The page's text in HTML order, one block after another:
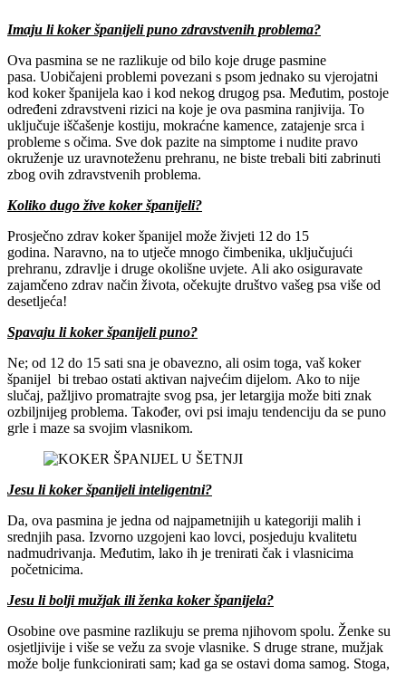
Imaju li koker španijeli puno zdravstvenih problema?
Ova pasmina se ne razlikuje od bilo koje druge pasmine
pasa. Uobičajeni problemi povezani s psom jednako su vjerojatni
kod koker španijela kao i kod nekog drugog psa. Međutim, postoje
određeni zdravstveni rizici na koje je ova pasmina ranjivija. To
uključuje iščašenje kostiju, mokraćne kamence, zatajenje srca i
probleme s očima. Sve dok pazite na simptome i nudite pravo
okruženje uz uravnoteženu prehranu, ne biste trebali biti zabrinuti
zbog ovih zdravstvenih problema.
Koliko dugo žive koker španijeli?
Prosječno zdrav koker španijel može živjeti 12 do 15
godina. Naravno, na to utječe mnogo čimbenika, uključujući
prehranu, zdravlje i druge okolišne uvjete. Ali ako osiguravate
zajamčeno zdrav način života, očekujte društvo vašeg psa više od
desetljeća!
Spavaju li koker španijeli puno?
Ne; od 12 do 15 sati sna je obavezno, ali osim toga, vaš koker
španijel bi trebao ostati aktivan najvećim dijelom. Ako to nije
slučaj, pažljivo promatrajte svog psa, jer letargija može biti znak
ozbiljnijeg problema. Također, ovi psi imaju tendenciju da se puno
grle i maze sa svojim vlasnikom.
Jesu li koker španijeli inteligentni?
Da, ova pasmina je jedna od najpametnijih u kategoriji malih i
srednjih pasa. Izvorno uzgojeni kao lovci, posjeduju kvalitetu
nadmudrivanja. Međutim, lako ih je trenirati čak i vlasnicima
početnicima.
Jesu li bolji mužjak ili ženka koker španijela?
Osobine ove pasmine razlikuju se prema njihovom spolu. Ženke su
osjetljivije i više se vežu za svoje vlasnike. S druge strane, mužjak
može bolje funkcionirati sam; kad ga se ostavi doma samog. Stoga,